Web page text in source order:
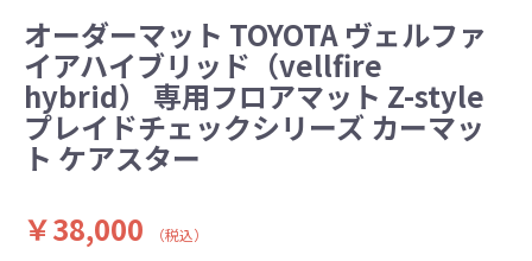
オーダーマット TOYOTA ヴェルファ
イアハイブリッド（vellfire
hybrid） 専用フロアマット Z-style
プレイドチェックシリーズ カーマッ
ト ケアスター
￥38,000
（税込）